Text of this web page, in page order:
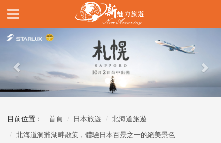
Previous
目前位置： 首頁 日本旅遊 北海道旅遊
北海道洞爺湖畔散策，體驗日本百景之一的絕美景色